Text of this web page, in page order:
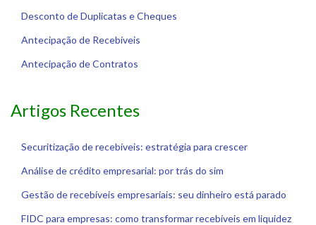
Desconto de Duplicatas e Cheques
Antecipação de Recebíveis
Antecipação de Contratos
Artigos Recentes
Securitização de recebíveis: estratégia para crescer
Análise de crédito empresarial: por trás do sim
Gestão de recebíveis empresariais: seu dinheiro está parado
FIDC para empresas: como transformar recebíveis em liquidez